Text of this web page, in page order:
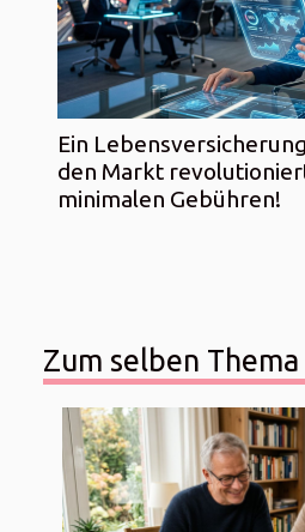
Ein
den Markt
minimalen Gebühren!
Zum selben Thema